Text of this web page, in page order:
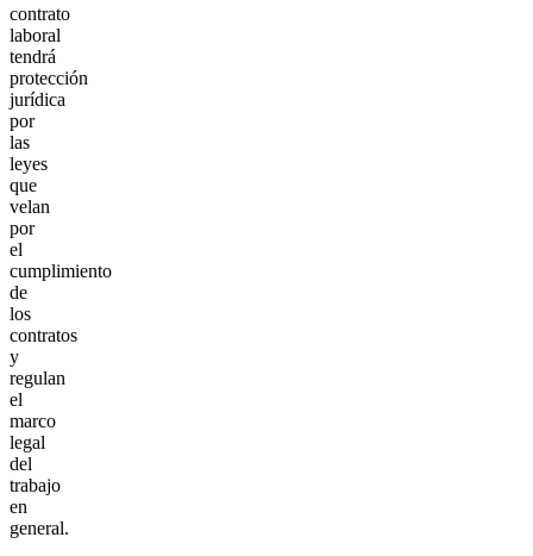
contrato
laboral
tendrá
protección
jurídica
por
las
leyes
que
velan
por
el
cumplimiento
de
los
contratos
y
regulan
el
marco
legal
del
trabajo
en
general.